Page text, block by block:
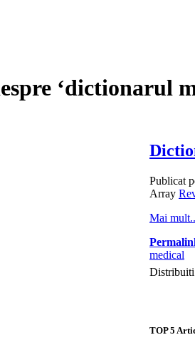
‘dictionarul
Publicat
Array
Mai
medical
TOP5